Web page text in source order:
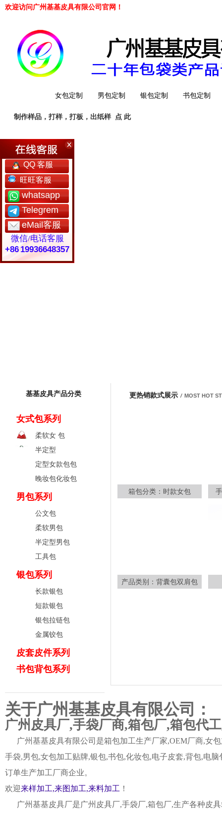
欢迎访问广州基基皮具有限公司官网！
女包定制 男包定制 银包定制 书包定制
工厂简介
制作样品，打样，打板，出纸样 点 此
基基皮具产品分类
女式包系列
柔软女 包
半定型
定型女款包包
晚妆包化妆包
男包系列
公文包
柔软男包
半定型男包
工具包
银包系列
长款银包
短款银包
银包拉链包
金属铰包
皮套皮件系列
书包背包系列
更热销款式展示 / MOST HOT
箱包分类：时款女包
产品类别：背囊包双肩包
关于广州基基皮具有限公司：
广州皮具厂,手袋厂商,箱包厂,箱包代
广州基基皮具有限公司是箱包加工生产厂家,OEM厂商,女
手袋,男包,女包加工贴牌,银包,书包,化妆包,电子皮套,背包,电
订单生产加工厂商企业。
欢迎来样加工,来图加工,来料加工 ！
广州基基皮具厂是广州皮具厂,手袋厂,箱包厂,生产各种皮
QQ 客服
旺旺客服
whatsapp
Telegrem
eMail客服
微信/电话客服
+86 19936648357